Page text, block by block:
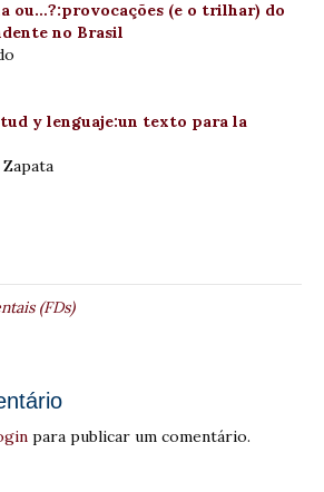
ou…?:provocações (e o trilhar) do
no Brasil
y lenguaje:un texto para la
(FDs)
para publicar um comentário.